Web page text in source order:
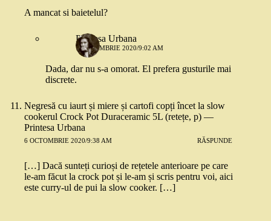
A mancat si baietelul?
Printesa Urbana
1 OCTOMBRIE 2020/9:02 AM
Dada, dar nu s-a omorat. El prefera gusturile mai
discrete.
Negresă cu iaurt și miere și cartofi copți încet la slow
cookerul Crock Pot Duraceramic 5L (retețe, p) —
Printesa Urbana
6 OCTOMBRIE 2020/9:38 AM RĂSPUNDE
[…] Dacă sunteți curioși de rețetele anterioare pe care
le-am făcut la crock pot și le-am și scris pentru voi, aici
este curry-ul de pui la slow cooker. […]